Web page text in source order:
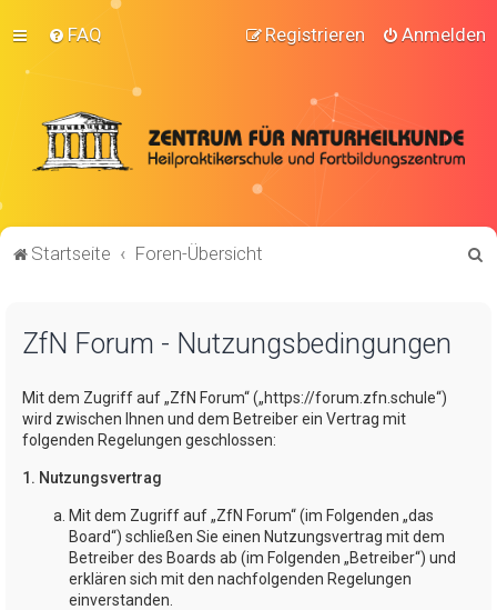
FAQ Anmelden
Registrieren
Startseite Foren-Übersicht
ZfN Forum - Nutzungsbedingungen
Mit dem Zugriff auf „ZfN Forum“ („https://forum.zfn.schule“)
wird zwischen Ihnen und dem Betreiber ein Vertrag mit
folgenden Regelungen geschlossen:
1. Nutzungsvertrag
Mit dem Zugriff auf „ZfN Forum“ (im Folgenden „das
Board“) schließen Sie einen Nutzungsvertrag mit dem
Betreiber des Boards ab (im Folgenden „Betreiber“) und
erklären sich mit den nachfolgenden Regelungen
einverstanden.